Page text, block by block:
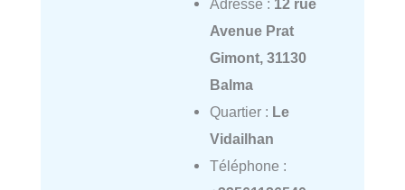
Adresse : 12 rue
Avenue Prat
Gimont, 31130
Balma
Quartier : Le
Vidailhan
Téléphone :